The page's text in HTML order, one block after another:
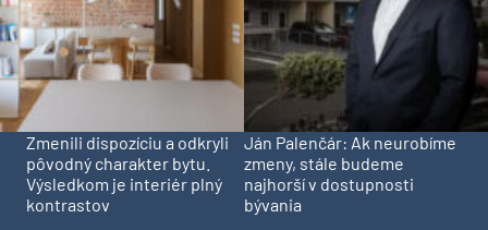
Zmenili dispozíciu a odkryli
pôvodný charakter bytu.
Výsledkom je interiér plný
kontrastov
Ján Palenčár: Ak neurobíme
zmeny, stále budeme
najhorší v dostupnosti
bývania